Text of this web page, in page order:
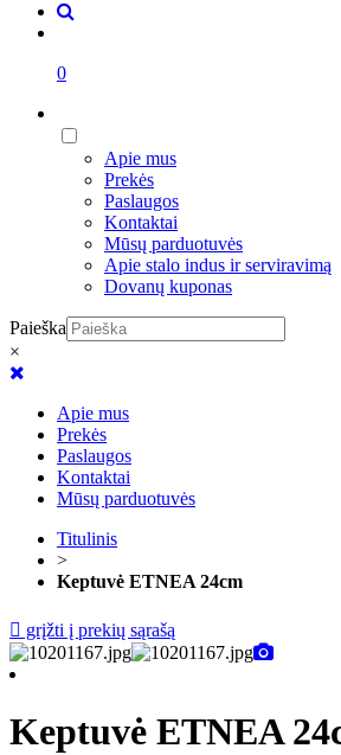
0
Apie mus
Prekės
Paslaugos
Kontaktai
Mūsų parduotuvės
Apie stalo indus ir serviravimą
Dovanų kuponas
Paieška
×
Apie mus
Prekės
Paslaugos
Kontaktai
Mūsų parduotuvės
Titulinis
>
Keptuvė ETNEA 24cm
grįžti į prekių sąrašą
Keptuvė ETNEA